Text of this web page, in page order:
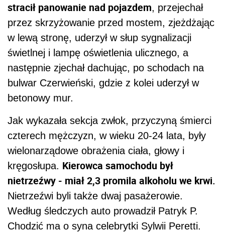
stracił panowanie nad pojazdem, przejechał
przez skrzyżowanie przed mostem, zjeżdżając
w lewą stronę, uderzył w słup sygnalizacji
świetlnej i lampę oświetlenia ulicznego, a
następnie zjechał dachując, po schodach na
bulwar Czerwieński, gdzie z kolei uderzył w
betonowy mur.
Jak wykazała sekcja zwłok, przyczyną śmierci
czterech mężczyzn, w wieku 20-24 lata, były
wielonarządowe obrażenia ciała, głowy i
kręgosłupa. Kierowca samochodu był
nietrzeźwy - miał 2,3 promila alkoholu we krwi.
Nietrzeźwi byli także dwaj pasażerowie.
Według śledczych auto prowadził Patryk P.
Chodzić ma o syna celebrytki Sylwii Peretti.